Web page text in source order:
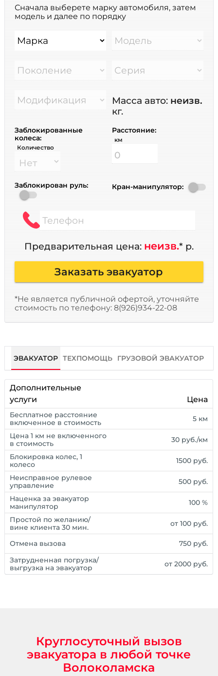
Сначала выберете марку автомобиля, затем
модель и далее по порядку
Марка Модель
Поколение Серия
Модификация Масса авто: неизв.
кг.
Заблокированные
колеса:
Количество
Расстояние:
км
Заблокирован руль: Кран-манипулятор:
Телефон
Предварительная цена: неизв.* р.
Заказать эвакуатор
*Не является публичной офертой, уточняйте
стоимость по телефону: 8(926)934-22-08
ЭВАКУАТОР ТЕХПОМОЩЬ ГРУЗОВОЙ ЭВАКУАТОР
Дополнительные
услуги
Цена
Бесплатное расстояние
включенное в стоимость
5 км
Цена 1 км не включенного
в стоимость
30 руб./км
Блокировка колес, 1
колесо
1500 руб.
Неисправное рулевое
управление
500 руб.
Наценка за эвакуатор
манипулятор
100 %
Простой по желанию/
вине клиента 30 мин.
от 100 руб.
Отмена вызова 750 руб.
Затрудненная погрузка/
выгрузка на эвакуатор
от 2000 руб.
Круглосуточный вызов
эвакуатора в любой точке
Волоколамска